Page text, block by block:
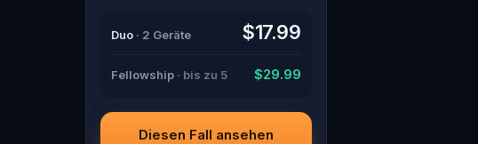
guide with a flair for the dramatic?
Or is someone else hiding in the
the real murderer before they strike
crucial evidence.
Duo · 2 Geräte $17.99
Fellowship · bis zu 5 $29.99
Diesen Fall ansehen